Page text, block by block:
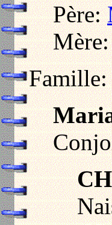
Père:
Famille: